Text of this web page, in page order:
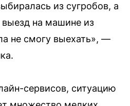
из сугробов, а
выезд на машине из
не смогу выехать», —
сервисов, ситуацию